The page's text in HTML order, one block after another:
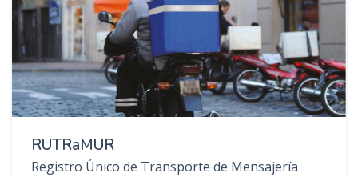
RUTRaMUR
Registro Único de Transporte de Mensajería